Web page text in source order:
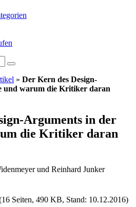
» Der Kern des Design-
und warum die Kritiker daran
Arguments in der
die Kritiker daran
und Reinhard Junker
Seiten, 490 KB, Stand: 10.12.2016)